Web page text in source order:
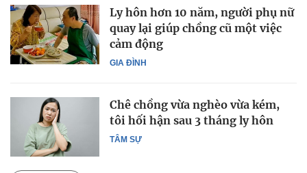
GIA ĐÌNH
Ly hôn hơn 10 năm, người phụ nữ
quay lại giúp chồng cũ một việc
cảm động
TÂM SỰ
Chê chồng vừa nghèo vừa kém,
tôi hối hận sau 3 tháng ly hôn